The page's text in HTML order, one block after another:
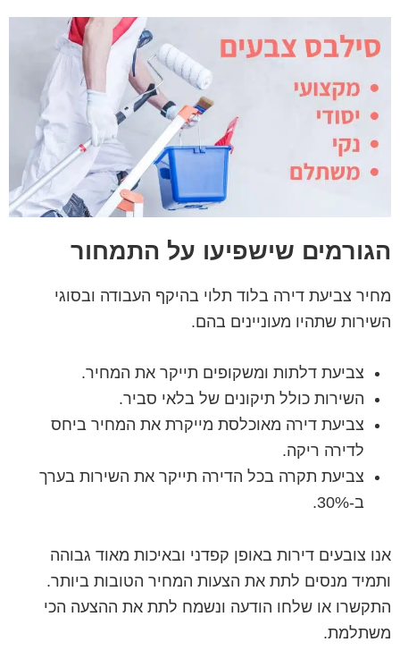
הגורמים שישפיעו על התמחור
מחיר צביעת דירה בלוד תלוי בהיקף העבודה ובסוגי
השירות שתהיו מעוניינים בהם.
צביעת דלתות ומשקופים תייקר את המחיר.
השירות כולל תיקונים של בלאי סביר.
צביעת דירה מאוכלסת מייקרת את המחיר ביחס
לדירה ריקה.
צביעת תקרה בכל הדירה תייקר את השירות בערך
ב-30%.
אנו צובעים דירות באופן קפדני ובאיכות מאוד גבוהה
ותמיד מנסים לתת את הצעות המחיר הטובות ביותר.
התקשרו או שלחו הודעה ונשמח לתת את ההצעה הכי
משתלמת.